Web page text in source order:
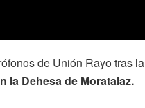
de Unión Rayo tras la
la Dehesa de Moratalaz.